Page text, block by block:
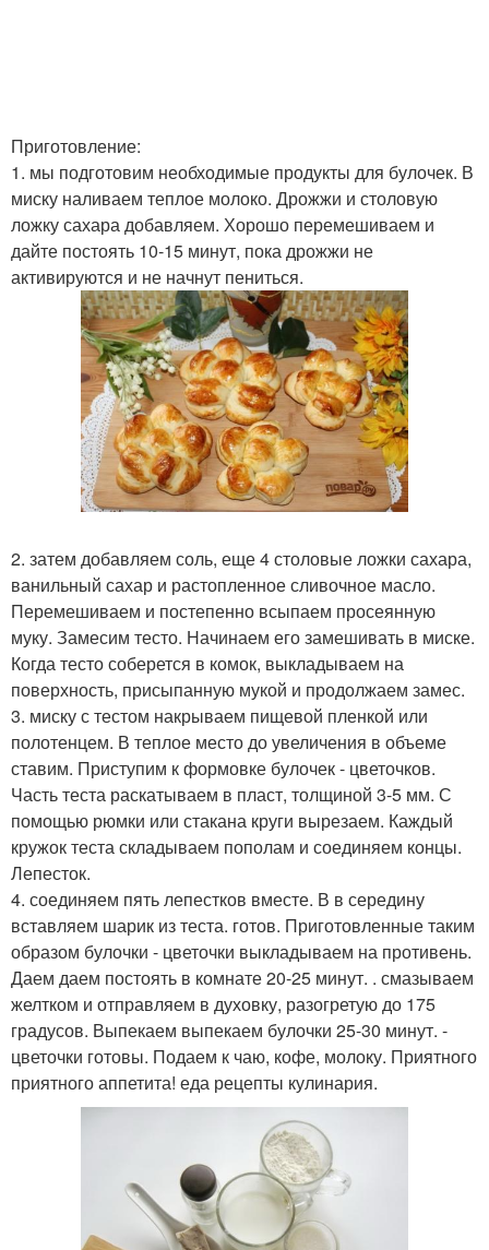
Приготовление:
1. мы подготовим необходимые продукты для булочек. В
миску наливаем теплое молоко. Дрожжи и столовую
ложку сахара добавляем. Хорошо перемешиваем и
дайте постоять 10-15 минут, пока дрожжи не
активируются и не начнут пениться.
2. затем добавляем соль, еще 4 столовые ложки сахара,
ванильный сахар и растопленное сливочное масло.
Перемешиваем и постепенно всыпаем просеянную
муку. Замесим тесто. Начинаем его замешивать в миске.
Когда тесто соберется в комок, выкладываем на
поверхность, присыпанную мукой и продолжаем замес.
3. миску с тестом накрываем пищевой пленкой или
полотенцем. В теплое место до увеличения в объеме
ставим. Приступим к формовке булочек - цветочков.
Часть теста раскатываем в пласт, толщиной 3-5 мм. С
помощью рюмки или стакана круги вырезаем. Каждый
кружок теста складываем пополам и соединяем концы.
Лепесток.
4. соединяем пять лепестков вместе. В в середину
вставляем шарик из теста. готов. Приготовленные таким
образом булочки - цветочки выкладываем на противень.
Даем даем постоять в комнате 20-25 минут. . смазываем
желтком и отправляем в духовку, разогретую до 175
градусов. Выпекаем выпекаем булочки 25-30 минут. -
цветочки готовы. Подаем к чаю, кофе, молоку. Приятного
приятного аппетита! еда рецепты кулинария.